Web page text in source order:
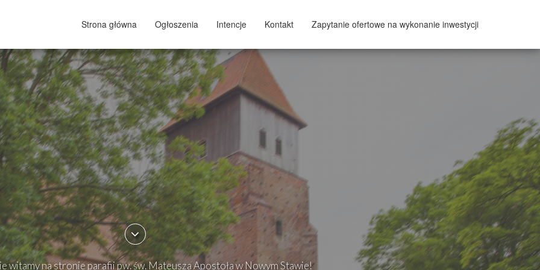
Strona główna Ogłoszenia Intencje Kontakt Zapytanie ofertowe na wykonanie inwestycji
witamy na stronie parafii pw. św. Mateusza Apostoła w Nowym Stawie!